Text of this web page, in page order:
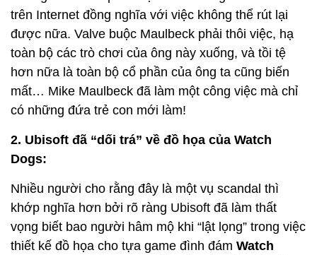
trên Internet đồng nghĩa với việc không thể rút lại
được nữa. Valve buộc Maulbeck phải thôi việc, hạ
toàn bộ các trò chơi của ông này xuống, và tồi tệ
hơn nữa là toàn bộ cổ phần của ông ta cũng biến
mất… Mike Maulbeck đã làm một công việc mà chỉ
có những đứa trẻ con mới làm!
2. Ubisoft đã “dối trá” về đồ họa của Watch
Dogs:
Nhiều người cho rằng đây là một vụ scandal thì
khớp nghĩa hơn bởi rõ ràng Ubisoft đã làm thất
vọng biết bao người hâm mộ khi “lật lọng” trong việc
thiết kế đồ họa cho tựa game đình đám Watch